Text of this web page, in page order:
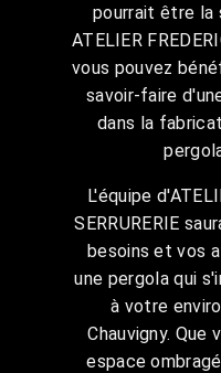
pourrait être la
ATELIER
vous pouvez
savoir-faire
dans la
L'équipe
SERRURERIE
besoins et vos
une pergola qui
à votre
Chauvigny. Que
espace